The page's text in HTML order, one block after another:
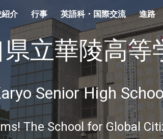
Skip
介 行事 英語科・国際交流 進路
県立華陵高等
Senior High
The School for Global